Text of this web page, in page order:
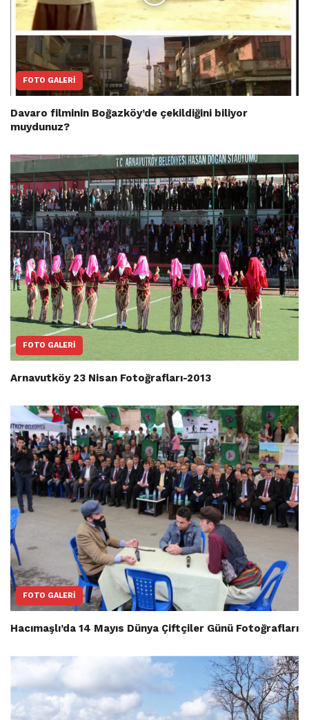
FOTO GALERI
Davaro filminin Boğazköy’de çekildiğini biliyor
muydunuz?
FOTO GALERI
Arnavutköy 23 Nisan Fotoğrafları-2013
FOTO GALERI
Hacımaşlı’da 14 Mayıs Dünya Çiftçiler Günü Fotoğrafları